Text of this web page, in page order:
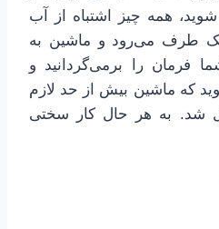
شوید، همه چیز اشتباه از آب
طرف می‌رود و ماشین به
فرمان را برمی‌گردانید و
که ماشین بیش از حد لازم
شد. به هر حال کار سختی